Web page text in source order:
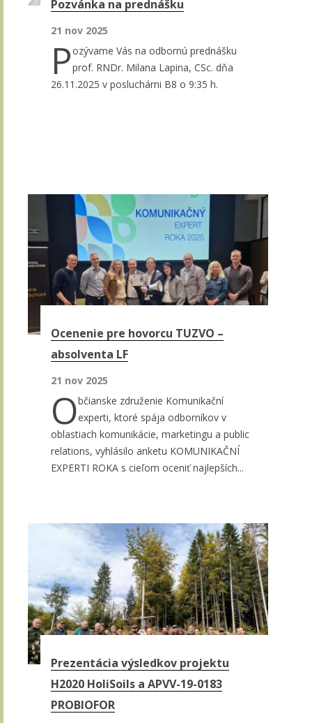
Pozvánka na prednášku
21 nov 2025
Pozývame Vás na odbornú prednášku
prof. RNDr. Milana Lapina, CSc. dňa
26.11.2025 v posluchárni B8 o 9:35 h.
Ocenenie pre hovorcu TUZVO –
absolventa LF
21 nov 2025
Občianske združenie Komunikační
experti, ktoré spája odborníkov v
oblastiach komunikácie, marketingu a public
relations, vyhlásilo anketu KOMUNIKAČNÍ
EXPERTI ROKA s cieľom oceniť najlepších...
Prezentácia výsledkov projektu
H2020 HoliSoils a APVV-19-0183
PROBIOFOR